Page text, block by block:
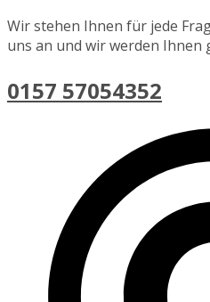
Wir stehen Ihnen für jede
uns an und wir werden Ihnen
0157 57054352